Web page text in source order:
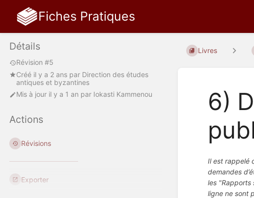
Fiches Pratiques
Détails
Révision #5
Créé il y a 2 ans par Direction des études
antiques et byzantines
Mis à jour il y a 1 an par Iokasti Kammenou
Actions
Révisions
Exporter
Livres
6)
Il est rappelé
demandes
les "Rapports
ligne ne sont